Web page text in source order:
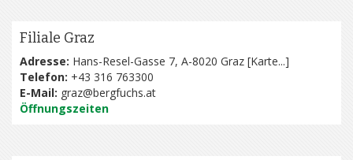
Filiale Graz
Adresse: Hans-Resel-Gasse 7, A-8020 Graz [Karte...]
Telefon: +43 316 763300
E-Mail: graz@bergfuchs.at
Öffnungszeiten